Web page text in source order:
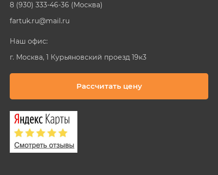
8 (930) 333-46-36 (Москва)
fartuk.ru@mail.ru
Наш офис:
г. Москва, 1 Курьяновский проезд 19к3
Рассчитать цену